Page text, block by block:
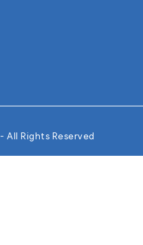
All Rights Reserved